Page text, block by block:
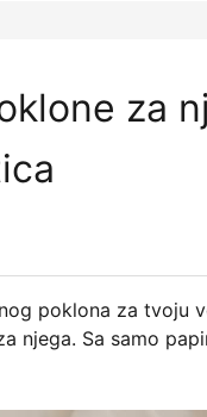
za
poklona za tvoju
njega. Sa samo